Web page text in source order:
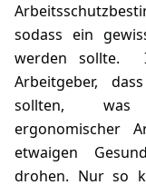
sodass ein
werden sollte.
Arbeitgeber,
sollten, was
ergonomischer
etwaigen
drohen. Nur so